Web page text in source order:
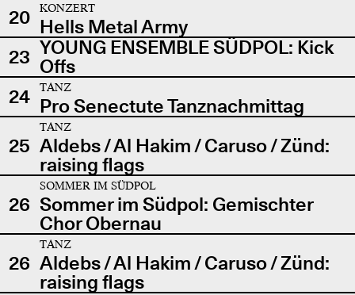
20
KONZERT
Hells Metal Army
23 YOUNG ENSEMBLE SÜDPOL: Kick
Offs
24
TANZ
Pro Senectute Tanznachmittag
25
TANZ
Aldebs / Al Hakim / Caruso / Zünd:
raising flags
26
SOMMER IM SÜDPOL
Sommer im Südpol: Gemischter
Chor Obernau
26
TANZ
Aldebs / Al Hakim / Caruso / Zünd:
raising flags